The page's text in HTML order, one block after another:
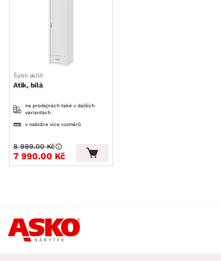
Šatní skříň
Atik, bílá
na prodejnách také v dalších
variantách
v nabídce více rozměrů
7 990.00 Kč
8 999.00 Kč